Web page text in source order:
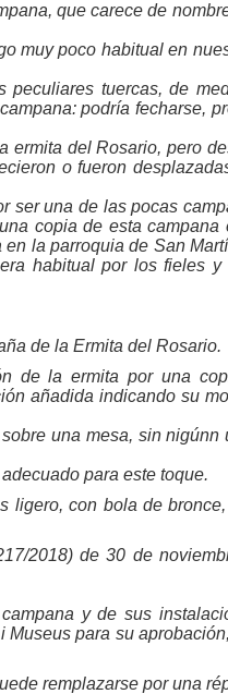
que carece de
muy poco habitual en
tuercas, de
podría fecharse,
ermita del Rosario, pero
o fueron
ser una de las pocas
copia de esta campana
la parroquia de San
habitual por los fieles y
de la Ermita del Rosario.
de la ermita por una
añadida indicando su
una mesa, sin nigúnn
para este toque.
con bola de
2018) de 30 de
y de sus
para su
remplazarse por una